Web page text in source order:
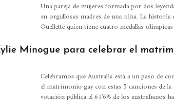
Una pareja de mujeres formada por dos
en orgullosas madres de una niña. La
Ouellette quien tiene cuatro medallas
Minogue para celebrar el
Celebramos que Australia está a un paso de
el matrimonio gay con estas 5 canciones de
votación pública el 61’6% de los australianos